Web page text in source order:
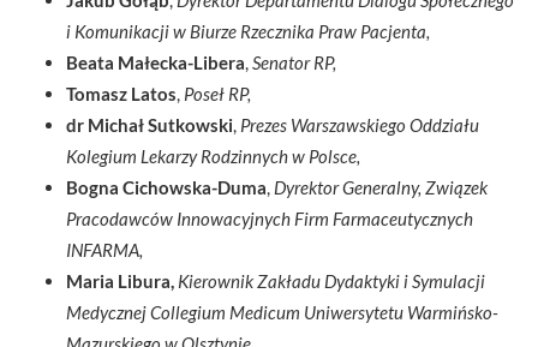
i Komunikacji w Biurze Rzecznika Praw Pacjenta,
Beata Małecka-Libera Senator RP,
Tomasz Latos Poseł RP,
dr Michał Sutkowski Prezes Warszawskiego Oddziału
Kolegium Lekarzy Rodzinnych w Polsce,
Bogna Cichowska-Duma Dyrektor Generalny, Związek
Pracodawców Innowacyjnych Firm Farmaceutycznych
INFARMA,
Maria Libura, Kierownik Zakładu Dydaktyki i Symulacji
Medycznej Collegium Medicum Uniwersytetu Warmińsko-